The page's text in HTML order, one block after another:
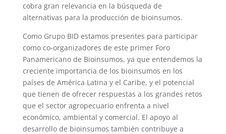
cobra gran relevancia en la búsqueda de
alternativas para la producción de bioinsumos.
Como Grupo BID estamos presentes para participar
como co-organizadores de este primer Foro
Panamericano de Bioinsumos, ya que entendemos la
creciente importancia de los bioinsumos en los
países de América Latina y el Caribe, y el potencial
que tienen de ofrecer respuestas a los grandes retos
que el sector agropecuario enfrenta a nivel
económico, ambiental y comercial. El apoyo al
desarrollo de bioinsumos también contribuye a